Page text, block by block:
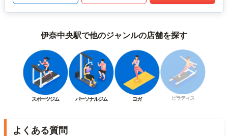
伊奈中央駅で他のジャンルの店舗を探す
スポーツジム パーソナルジム ヨガ ピラティス
よくある質問